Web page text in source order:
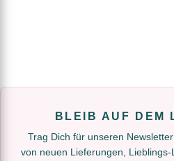
BLEIB AUF DEM
Trag Dich für unseren
von neuen Lieferungen,